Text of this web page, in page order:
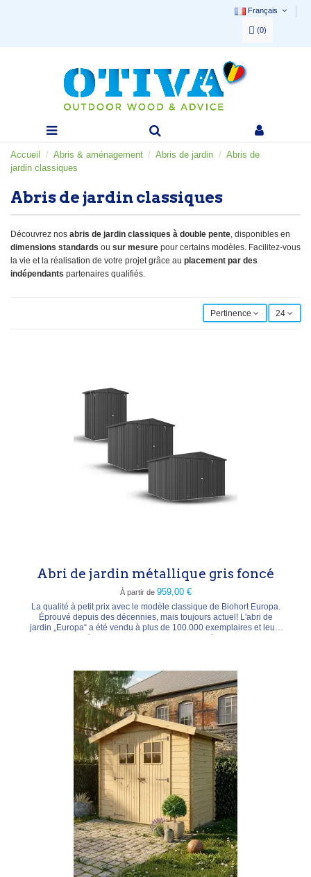
Français
(0)
Accueil Abris & aménagement Abris de jardin
Abris de
jardin classiques
Abris de jardin classiques
Découvrez nos abris de jardin classiques à double pente, disponibles en
dimensions standards ou sur mesure pour certains modèles. Facilitez-vous
la vie et la réalisation de votre projet grâce au placement par des
indépendants partenaires qualifiés.
Pertinence 24
Abri de jardin métallique gris foncé
À partir de 959,00 €
La qualité à petit prix avec le modèle classique de Biohort Europa.
Éprouvé depuis des décennies, mais toujours actuel! L'abri de
jardin „Europa“ a été vendu à plus de 100.000 exemplaires et leurs